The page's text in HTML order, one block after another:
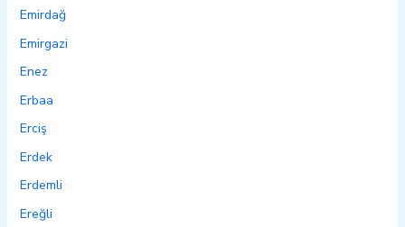
Emirdağ
Emirgazi
Enez
Erbaa
Erciş
Erdek
Erdemli
Ereğli